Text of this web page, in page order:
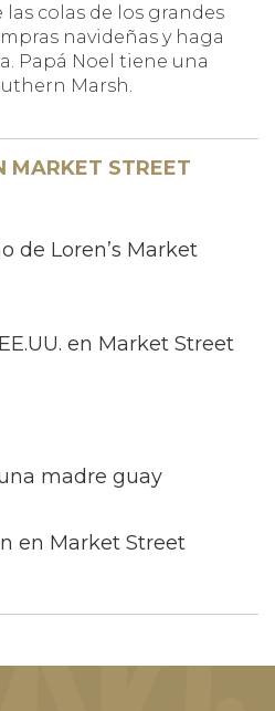
colas de los grandes
navideñas y haga
Papá Noel tiene una
Marsh.
MARKET STREET
de Loren’s Market
en Market Street
madre guay
en Market Street